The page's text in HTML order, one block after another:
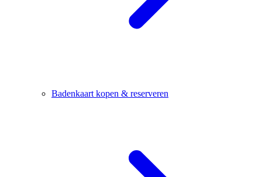
Badenkaart kopen & reserveren